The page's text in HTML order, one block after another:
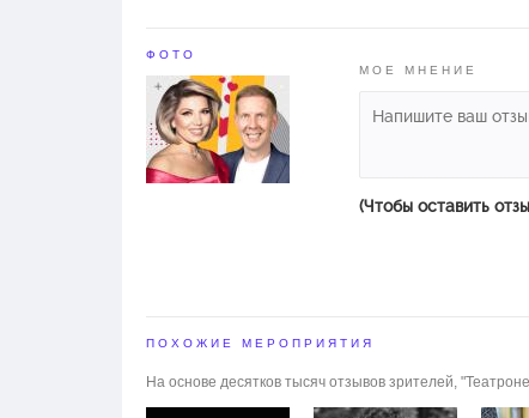
ФОТО
МОЕ МНЕНИЕ
(Чтобы оставить
ПОХОЖИЕ МЕРОПРИЯТИЯ
На основе десятков тысяч отзывов зрителей,